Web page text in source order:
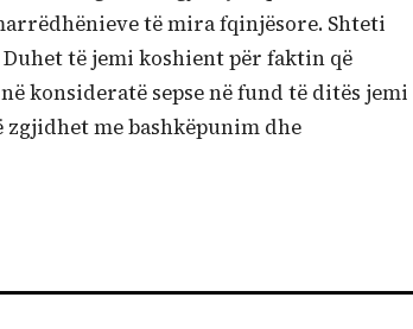
të mira fqinjësore. Shteti
të jemi koshient për faktin që
konsideratë sepse në fund të ditës jemi
zgjidhet me bashkëpunim dhe